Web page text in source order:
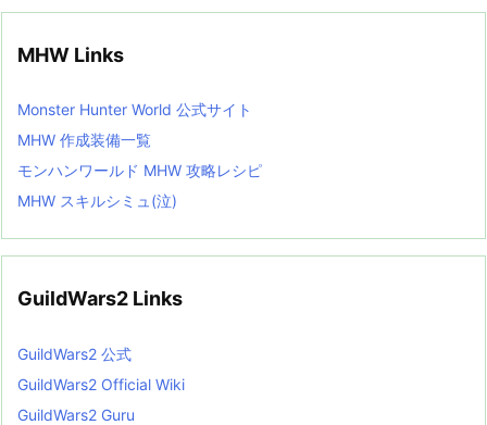
MHW Links
Monster Hunter World 公式サイト
MHW 作成装備一覧
モンハンワールド MHW 攻略レシピ
MHW スキルシミュ(泣)
GuildWars2 Links
GuildWars2 公式
GuildWars2 Official Wiki
GuildWars2 Guru